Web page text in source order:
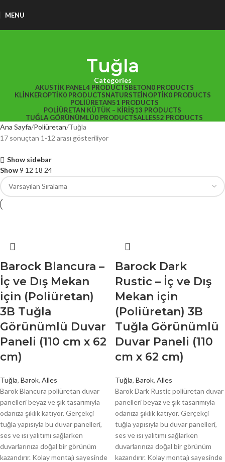
MENU
Tuğla
Categories
AKUSTIK PANEL4 PRODUCTSBETON0 PRODUCTS
KLINKEROPTIK0 PRODUCTSNATURSTEINOPTIK0 PRODUCTS
POLIÜRETAN51 PRODUCTS
POLIÜRETAN KÜTÜK – KIRIŞ13 PRODUCTS
TUĞLA GÖRÜNÜMLÜ0 PRODUCTSALLES52 PRODUCTS
Ana Sayfa Poliüretan Tuğla
17 sonuçtan 1-12 arası gösteriliyor
Show sidebar
Show9 12 18 24
Barock Blancura –
İç ve Dış Mekan
için (Poliüretan)
3B Tuğla
Görünümlü Duvar
Paneli (110 cm x 62
cm)
Tuğla, Barok, Alles
Barok Blancura poliüretan duvar
panelleri beyaz ve şık tasarımıyla
odanıza şıklık katıyor. Gerçekçi
tuğla yapısıyla bu duvar panelleri,
ses ve ısı yalıtımı sağlarken
duvarlarınıza doğal bir görünüm
kazandırır. Kolay montajı sayesinde
Barock Dark
Rustic – İç ve Dış
Mekan için
(Poliüretan) 3B
Tuğla Görünümlü
Duvar Paneli (110
cm x 62 cm)
Tuğla, Barok, Alles
Barok Dark Rustic poliüretan duvar
panelleri beyaz ve şık tasarımıyla
odanıza şıklık katıyor. Gerçekçi
tuğla yapısıyla bu duvar panelleri,
ses ve ısı yalıtımı sağlarken
duvarlarınıza doğal bir görünüm
kazandırır. Kolay montajı sayesinde